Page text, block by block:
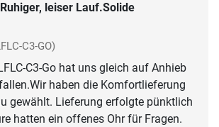
Ruhiger, leiser Lauf.Solide
C3-GO)
C3-Go hat uns gleich auf Anhieb
haben die Komfortlieferung
gewählt. Lieferung erfolgte pünktlich
hatten ein offenes Ohr für Fragen.